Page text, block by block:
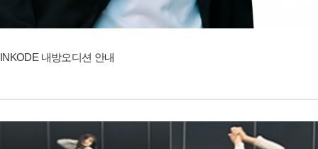
INKODE 내방오디션 안내